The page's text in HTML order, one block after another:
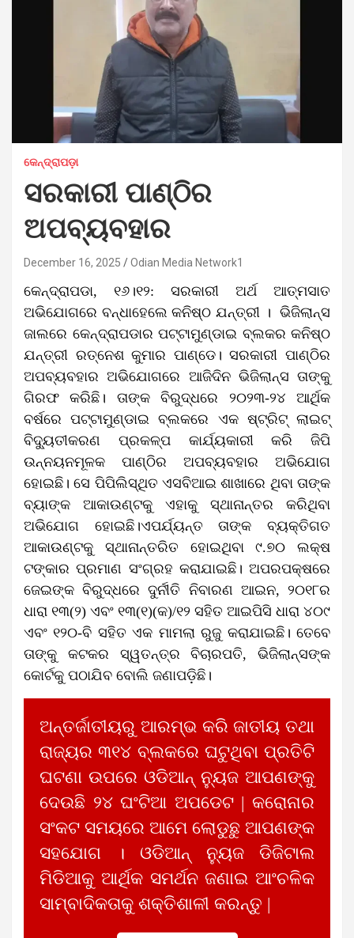
କେନ୍ଦ୍ରାପଡ଼ା
ସରକାରୀ ପାଣ୍ଠିର
ଅପବ୍ୟବହାର
December 16, 2025 Odian Media Network1
କେନ୍ଦ୍ରାପଡା, ୧୬।୧୨: ସରକାରୀ ଅର୍ଥ ଆତ୍ମସାତ
ଅଭିଯୋଗରେ ବନ୍ଧାହେଲେ କନିଷ୍ଠ ଯନ୍ତ୍ରୀ । ଭିଜିଲାନ୍ସ
ଜାଲରେ କେନ୍ଦ୍ରାପଡାର ପଟ୍ଟାମୁଣ୍ଡାଇ ବ୍ଲକର କନିଷ୍ଠ
ଯନ୍ତ୍ରୀ ରତ୍ନେଶ କୁମାର ପାଣ୍ଡେ। ସରକାରୀ ପାଣ୍ଠିର
ଅପବ୍ୟବହାର ଅଭିଯୋଗରେ ଆଜିଦିନ ଭିଜିଲାନ୍ସ ତାଙ୍କୁ
ଗିରଫ କରିଛି। ତାଙ୍କ ବିରୁଦ୍ଧରେ ୨୦୨୩-୨୪ ଆର୍ଥିକ
ବର୍ଷରେ ପଟ୍ଟାମୁଣ୍ଡାଇ ବ୍ଲକରେ ଏକ ଷ୍ଟ୍ରିଟ୍ ଲାଇଟ୍
ବିଦ୍ୟୁତୀକରଣ ପ୍ରକଳ୍ପ କାର୍ଯ୍ୟକାରୀ କରି ଜିପି
ଉନ୍ନୟନମୂଳକ ପାଣ୍ଠିର ଅପବ୍ୟବହାର ଅଭିଯୋଗ
ହୋଇଛି। ସେ ପିପିଲିସ୍ଥିତ ଏସବିଆଇ ଶାଖାରେ ଥିବା ତାଙ୍କ
ବ୍ୟାଙ୍କ ଆକାଉଣ୍ଟକୁ ଏହାକୁ ସ୍ଥାନାନ୍ତର କରିଥିବା
ଅଭିଯୋଗ ହୋଇଛି।ଏପର୍ଯ୍ୟନ୍ତ ତାଙ୍କ ବ୍ୟକ୍ତିଗତ
ଆକାଉଣ୍ଟକୁ ସ୍ଥାନାନ୍ତରିତ ହୋଇଥିବା ୯.୭୦ ଲକ୍ଷ
ଟଙ୍କାର ପ୍ରମାଣ ସଂଗ୍ରହ କରାଯାଇଛି। ଅପରପକ୍ଷରେ
ଜେଇଙ୍କ ବିରୁଦ୍ଧରେ ଦୁର୍ନୀତି ନିବାରଣ ଆଇନ, ୨୦୧୮ର
ଧାରା ୧୩(୨) ଏବଂ ୧୩(୧)(କ)/୧୨ ସହିତ ଆଇପିସି ଧାରା ୪୦୯
ଏବଂ ୧୨୦-ବି ସହିତ ଏକ ମାମଲା ରୁଜୁ କରାଯାଇଛି। ତେବେ
ତାଙ୍କୁ କଟକର ସ୍ୱତନ୍ତ୍ର ବିଚାରପତି, ଭିଜିଲାନ୍ସଙ୍କ
କୋର୍ଟକୁ ପଠାଯିବ ବୋଲି ଜଣାପଡ଼ିଛି।
ଅନ୍ତର୍ଜାତୀୟରୁ ଆରମ୍ଭ କରି ଜାତୀୟ ତଥା
ରାଜ୍ୟର ୩୧୪ ବ୍ଲକରେ ଘଟୁଥିବା ପ୍ରତିଟି
ଘଟଣା ଉପରେ ଓଡିଆନ୍ ନ୍ୟୁଜ ଆପଣଙ୍କୁ
ଦେଉଛି ୨୪ ଘଂଟିଆ ଅପଡେଟ | କରୋନାର
ସଂକଟ ସମୟରେ ଆମେ ଲୋଡୁଛୁ ଆପଣଙ୍କ
ସହଯୋଗ । ଓଡିଆନ୍ ନ୍ୟୁଜ ଡିଜିଟାଲ
ମିଡିଆକୁ ଆର୍ଥିକ ସମର୍ଥନ ଜଣାଇ ଆଂଚଳିକ
ସାମ୍ବାଦିକତାକୁ ଶକ୍ତିଶାଳୀ କରନ୍ତୁ |